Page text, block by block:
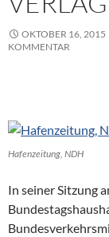
OKTOBER 16, 2015
KOMMENTAR
Hafenzeitung, NDH
In seiner Sitzung